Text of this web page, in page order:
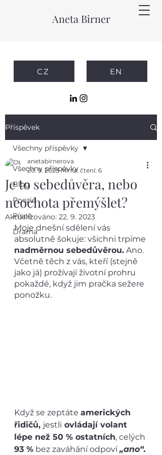
Aneta Birner
CZ EN
Příspěvek
Všechny příspěvky
Blog
Poezie
Písně
Drama
Všechny příspěvky
Je to sebedůvěra, nebo
neochota přemýšlet?
anetabirnerova
20. 9. 2023 Minut čtení: 6
Aktualizováno: 22. 9. 2023
Moje dnešní sdělení vás
absolutně šokuje: všichni trpíme
nadměrnou sebedůvěrou. Ano.
Včetně těch z vás, kteří (stejně
jako já) prožívají životní prohru
pokaždé, když jim pračka sežere
ponožku.
Když se zeptáte amerických
řidičů, jestli ovládají volant
lépe než 50 % ostatních, celých
93 % bez zaváhání odpoví „ano“.